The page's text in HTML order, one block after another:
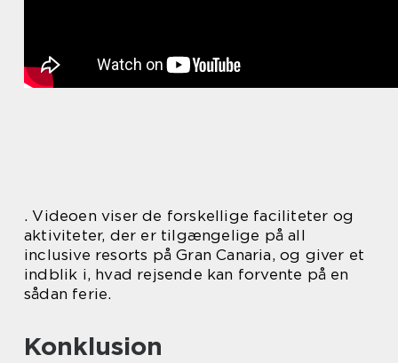
. Videoen viser de forskellige faciliteter og
aktiviteter, der er tilgængelige på all
inclusive resorts på Gran Canaria, og giver et
indblik i, hvad rejsende kan forvente på en
sådan ferie.
Konklusion